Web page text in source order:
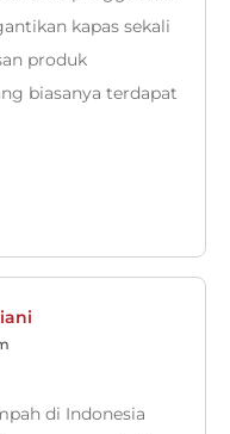
kapas sekali
produk
biasanya terdapat
di Indonesia